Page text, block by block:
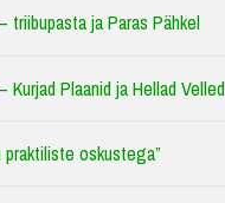
triibupasta ja Paras Pähkel
Kurjad Plaanid ja Hellad Velled
oskustega”